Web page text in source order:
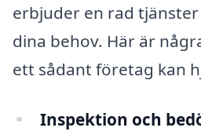
erbjuder en rad
dina behov. Här är
ett sådant företag kan
Inspektion och